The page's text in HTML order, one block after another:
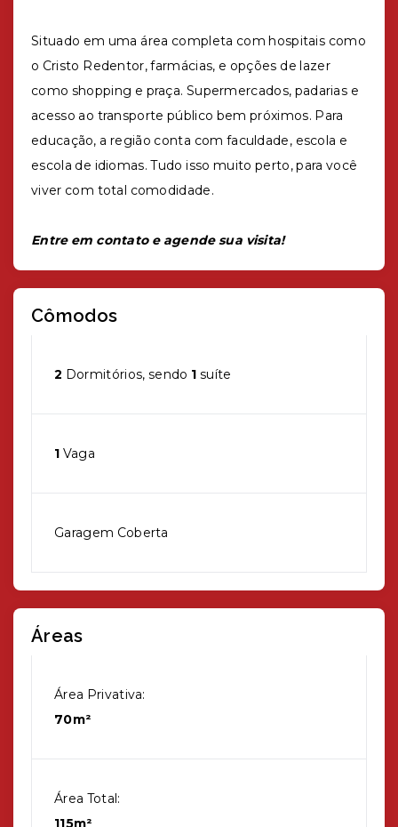
Situado em uma área completa com hospitais como
o Cristo Redentor, farmácias, e opções de lazer
como shopping e praça. Supermercados, padarias e
acesso ao transporte público bem próximos. Para
educação, a região conta com faculdade, escola e
escola de idiomas. Tudo isso muito perto, para você
viver com total comodidade.
Entre em contato e agende sua visita!
Cômodos
2 Dormitórios, sendo 1 suíte
1 Vaga
Garagem Coberta
Áreas
Área Privativa:
70m²
Área Total:
115m²